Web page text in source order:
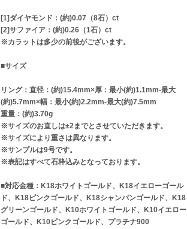
[1]ダイヤモンド：(約)0.07（8石）ct
[2]サファイア：(約)0.26（1石）ct
※カラットは多少の前後がございます。
■サイズ
リング：直径：(約)15.4mm×厚：最小(約)1.1mm-最大
(約)5.7mm×幅：最小(約)2.2mm-最大(約)7.5mm
重量：(約)3.70g
※サイズのお直しは±2までとさせていただきます。
※サイズにより重さは異なります。
※サンプルは9号です。
※表記はすべて石枠込みとなっております。
■対応金種：K18ホワイトゴールド、K18イエローゴール
ド、K18ピンクゴールド、K18シャンパンゴールド、K18
グリーンゴールド、K10ホワイトゴールド、K10イエロー
ゴールド、K10ピンクゴールド、プラチナ900